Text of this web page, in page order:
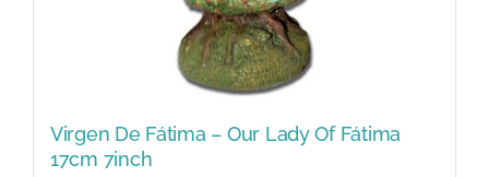
Virgen De Fátima – Our Lady Of Fátima
17cm 7inch